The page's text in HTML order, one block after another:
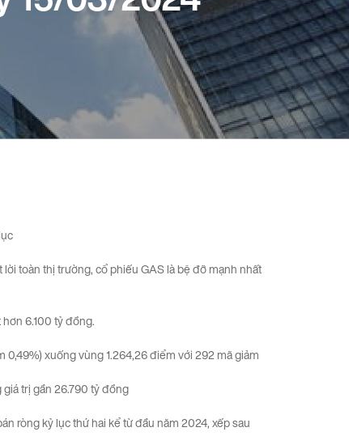
toàn thị trường, cổ phiếu GAS là bệ đỡ mạnh nhất
6.100 tỷ đồng.
xuống vùng 1.264,26 điểm với 292 mã giảm
trị gần 26.790 tỷ đồng
ròng kỷ lục thứ hai kể từ đầu năm 2024, xếp sau